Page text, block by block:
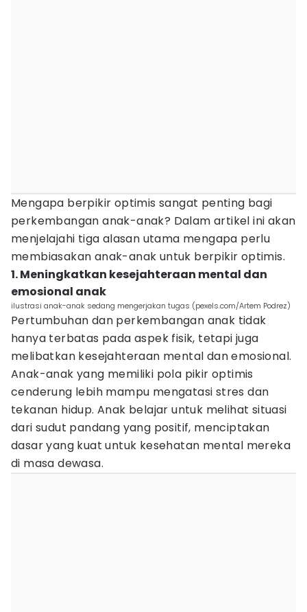
Mengapa berpikir optimis sangat penting bagi
perkembangan anak-anak? Dalam artikel ini akan
menjelajahi tiga alasan utama mengapa perlu
membiasakan anak-anak untuk berpikir optimis.
1. Meningkatkan kesejahteraan mental dan
emosional anak
ilustrasi anak-anak sedang mengerjakan tugas (pexels.com/Artem Podrez)
Pertumbuhan dan perkembangan anak tidak
hanya terbatas pada aspek fisik, tetapi juga
melibatkan kesejahteraan mental dan emosional.
Anak-anak yang memiliki pola pikir optimis
cenderung lebih mampu mengatasi stres dan
tekanan hidup. Anak belajar untuk melihat situasi
dari sudut pandang yang positif, menciptakan
dasar yang kuat untuk kesehatan mental mereka
di masa dewasa.